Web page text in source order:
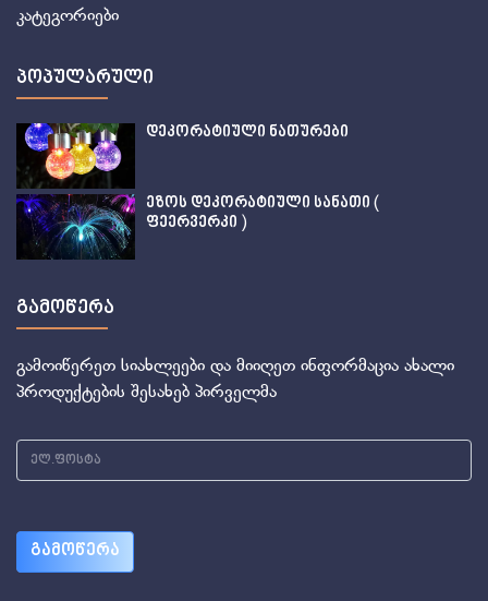
კატეგორიები
პოპულარული
დეკორატიული ნათურები
ეზოს დეკორატიული სანათი (
ფეერვერკი )
გამოწერა
გამოიწერეთ სიახლეები და მიიღეთ ინფორმაცია ახალი
პროდუქტების შესახებ პირველმა
გამოწერა